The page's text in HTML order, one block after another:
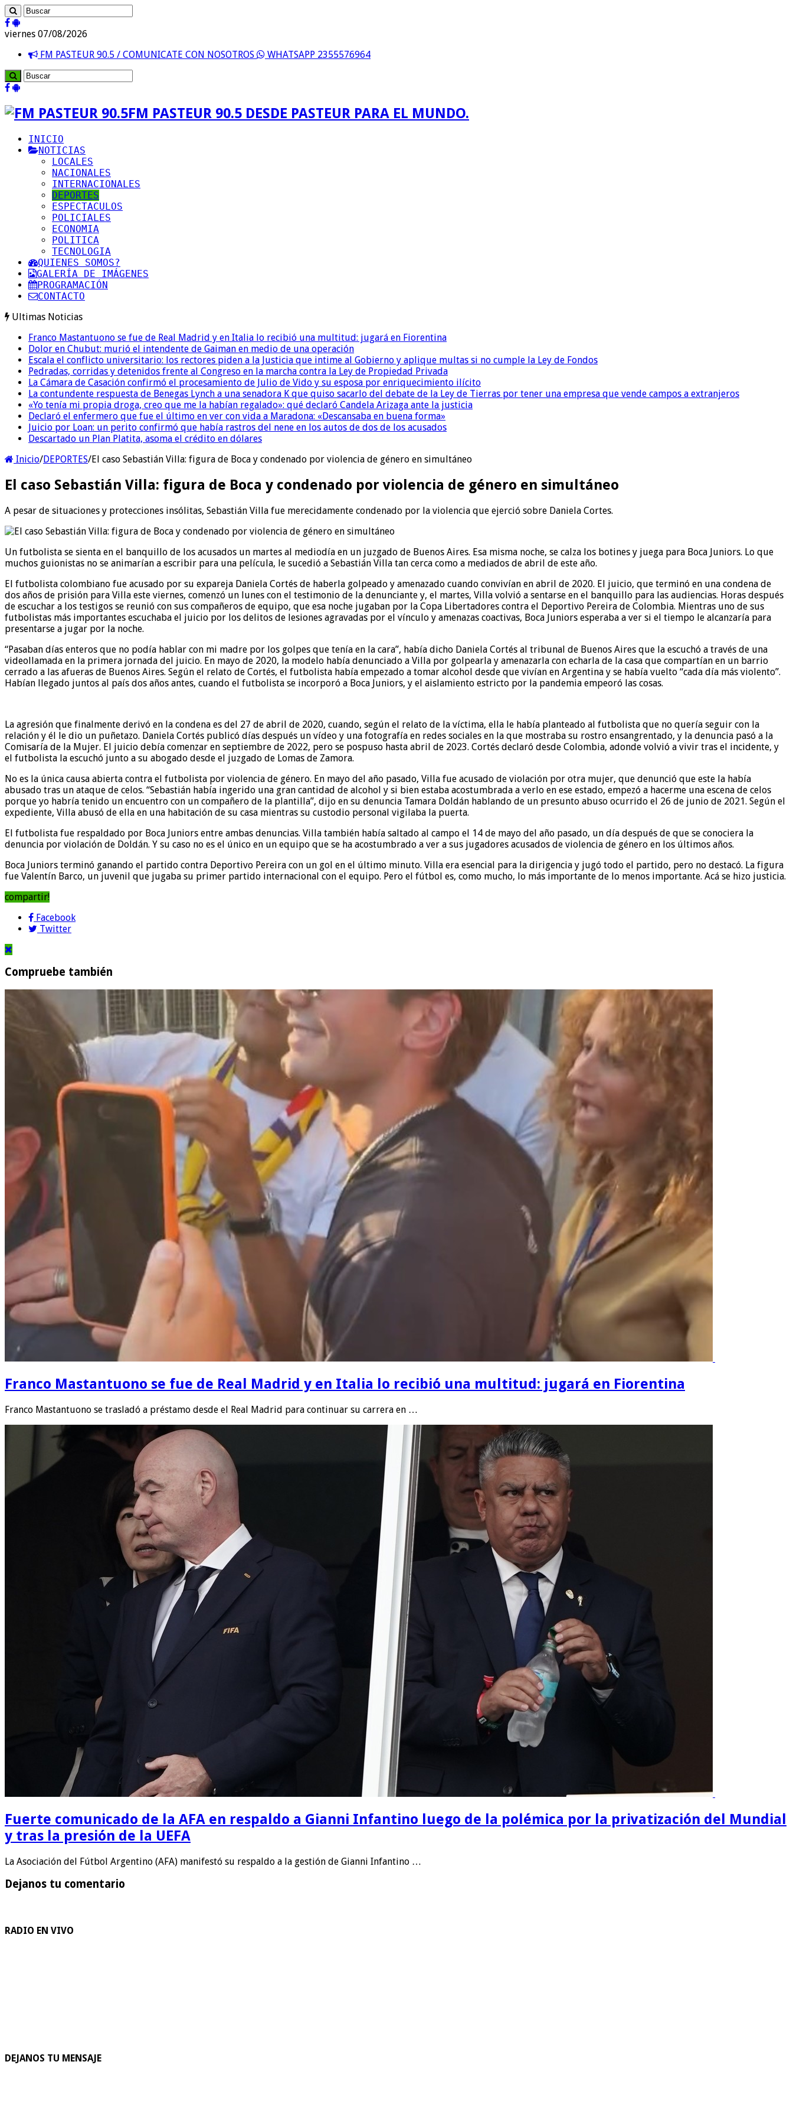
viernes 07/08/2026
FM PASTEUR 90.5 / COMUNICATE CON NOSOTROS
WHATSAPP 2355576964
FM PASTEUR 90.5 DESDE PASTEUR PARA EL MUNDO.
INICIO
NOTICIAS
LOCALES
NACIONALES
INTERNACIONALES
DEPORTES
ESPECTACULOS
POLICIALES
ECONOMIA
POLITICA
TECNOLOGIA
QUIENES SOMOS?
GALERÍA DE IMÁGENES
PROGRAMACIÓN
CONTACTO
Ultimas Noticias
Franco Mastantuono se fue de Real Madrid y en Italia lo recibió una multitud: jugará en Fiorentina
Dolor en Chubut: murió el intendente de Gaiman en medio de una operación
Escala el conflicto universitario: los rectores piden a la Justicia que intime al Gobierno y aplique multas si no cumple la Ley de Fondos
Pedradas, corridas y detenidos frente al Congreso en la marcha contra la Ley de Propiedad Privada
La Cámara de Casación confirmó el procesamiento de Julio de Vido y su esposa por enriquecimiento ilícito
La contundente respuesta de Benegas Lynch a una senadora K que quiso sacarlo del debate de la Ley de Tierras por tener una empresa que vende campos a extranjeros
«Yo tenía mi propia droga, creo que me la habían regalado»: qué declaró Candela Arizaga ante la justicia
Declaró el enfermero que fue el último en ver con vida a Maradona: «Descansaba en buena forma»
Juicio por Loan: un perito confirmó que había rastros del nene en los autos de dos de los acusados
Descartado un Plan Platita, asoma el crédito en dólares
Inicio/DEPORTES/El caso Sebastián Villa: figura de Boca y condenado por violencia de género en simultáneo
El caso Sebastián Villa: figura de Boca y condenado por violencia de género en simultáneo
A pesar de situaciones y protecciones insólitas, Sebastián Villa fue merecidamente condenado por la violencia que ejerció sobre Daniela Cortes.
Un futbolista se sienta en el banquillo de los acusados un martes al mediodía en un juzgado de Buenos Aires. Esa misma noche, se calza los botines y juega para Boca Juniors. Lo que
muchos guionistas no se animarían a escribir para una película, le sucedió a Sebastián Villa tan cerca como a mediados de abril de este año.
El futbolista colombiano fue acusado por su expareja Daniela Cortés de haberla golpeado y amenazado cuando convivían en abril de 2020. El juicio, que terminó en una condena de
dos años de prisión para Villa este viernes, comenzó un lunes con el testimonio de la denunciante y, el martes, Villa volvió a sentarse en el banquillo para las audiencias. Horas después
de escuchar a los testigos se reunió con sus compañeros de equipo, que esa noche jugaban por la Copa Libertadores contra el Deportivo Pereira de Colombia. Mientras uno de sus
futbolistas más importantes escuchaba el juicio por los delitos de lesiones agravadas por el vínculo y amenazas coactivas, Boca Juniors esperaba a ver si el tiempo le alcanzaría para
presentarse a jugar por la noche.
“Pasaban días enteros que no podía hablar con mi madre por los golpes que tenía en la cara”, había dicho Daniela Cortés al tribunal de Buenos Aires que la escuchó a través de una
videollamada en la primera jornada del juicio. En mayo de 2020, la modelo había denunciado a Villa por golpearla y amenazarla con echarla de la casa que compartían en un barrio
cerrado a las afueras de Buenos Aires. Según el relato de Cortés, el futbolista había empezado a tomar alcohol desde que vivían en Argentina y se había vuelto “cada día más violento”.
Habían llegado juntos al país dos años antes, cuando el futbolista se incorporó a Boca Juniors, y el aislamiento estricto por la pandemia empeoró las cosas.
La agresión que finalmente derivó en la condena es del 27 de abril de 2020, cuando, según el relato de la víctima, ella le había planteado al futbolista que no quería seguir con la
relación y él le dio un puñetazo. Daniela Cortés publicó días después un vídeo y una fotografía en redes sociales en la que mostraba su rostro ensangrentado, y la denuncia pasó a la
Comisaría de la Mujer. El juicio debía comenzar en septiembre de 2022, pero se pospuso hasta abril de 2023. Cortés declaró desde Colombia, adonde volvió a vivir tras el incidente, y
el futbolista la escuchó junto a su abogado desde el juzgado de Lomas de Zamora.
No es la única causa abierta contra el futbolista por violencia de género. En mayo del año pasado, Villa fue acusado de violación por otra mujer, que denunció que este la había
abusado tras un ataque de celos. “Sebastián había ingerido una gran cantidad de alcohol y si bien estaba acostumbrada a verlo en ese estado, empezó a hacerme una escena de celos
porque yo habría tenido un encuentro con un compañero de la plantilla”, dijo en su denuncia Tamara Doldán hablando de un presunto abuso ocurrido el 26 de junio de 2021. Según el
expediente, Villa abusó de ella en una habitación de su casa mientras su custodio personal vigilaba la puerta.
El futbolista fue respaldado por Boca Juniors entre ambas denuncias. Villa también había saltado al campo el 14 de mayo del año pasado, un día después de que se conociera la
denuncia por violación de Doldán. Y su caso no es el único en un equipo que se ha acostumbrado a ver a sus jugadores acusados de violencia de género en los últimos años.
Boca Juniors terminó ganando el partido contra Deportivo Pereira con un gol en el último minuto. Villa era esencial para la dirigencia y jugó todo el partido, pero no destacó. La figura
fue Valentín Barco, un juvenil que jugaba su primer partido internacional con el equipo. Pero el fútbol es, como mucho, lo más importante de lo menos importante. Acá se hizo justicia.
compartir!
Facebook
Twitter
Compruebe también
Franco Mastantuono se fue de Real Madrid y en Italia lo recibió una multitud: jugará en Fiorentina
Franco Mastantuono se trasladó a préstamo desde el Real Madrid para continuar su carrera en …
Fuerte comunicado de la AFA en respaldo a Gianni Infantino luego de la polémica por la privatización del Mundial
y tras la presión de la UEFA
La Asociación del Fútbol Argentino (AFA) manifestó su respaldo a la gestión de Gianni Infantino …
Dejanos tu comentario
RADIO EN VIVO
DEJANOS TU MENSAJE